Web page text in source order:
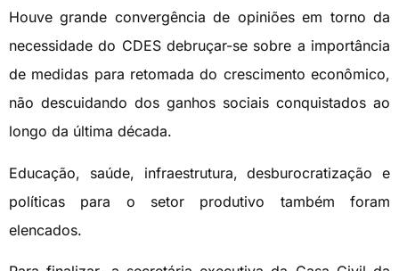
Houve grande convergência de opiniões em torno da
necessidade do CDES debruçar-se sobre a importância
de medidas para retomada do crescimento econômico,
não descuidando dos ganhos sociais conquistados ao
longo da última década.
Educação, saúde, infraestrutura, desburocratização e
políticas para o setor produtivo também foram
elencados.